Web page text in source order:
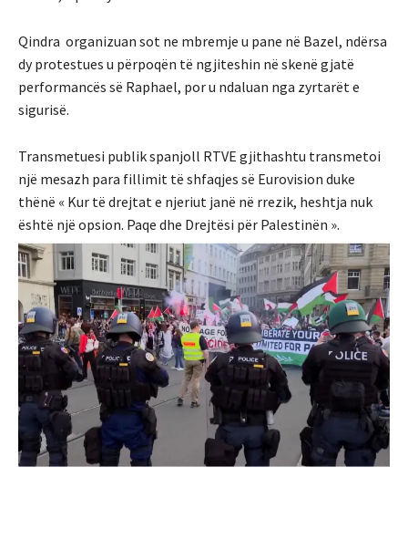
Qindra organizuan sot ne mbremje u pane në Bazel, ndërsa
dy protestues u përpoqën të ngjiteshin në skenë gjatë
performancës së Raphael, por u ndaluan nga zyrtarët e
sigurisë.
Transmetuesi publik spanjoll RTVE gjithashtu transmetoi
një mesazh para fillimit të shfaqjes së Eurovision duke
thënë « Kur të drejtat e njeriut janë në rrezik, heshtja nuk
është një opsion. Paqe dhe Drejtësi për Palestinën ».